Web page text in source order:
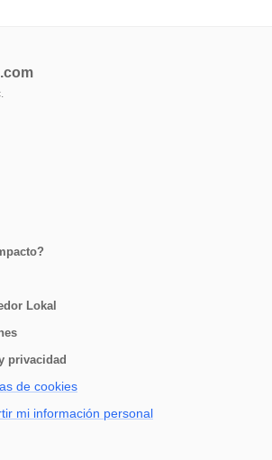
Lokal
privacidad
de cookies
mi información personal